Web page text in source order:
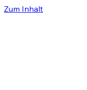
Zum Inhalt